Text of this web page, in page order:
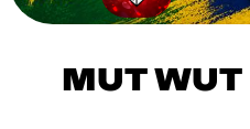
MUT WUT